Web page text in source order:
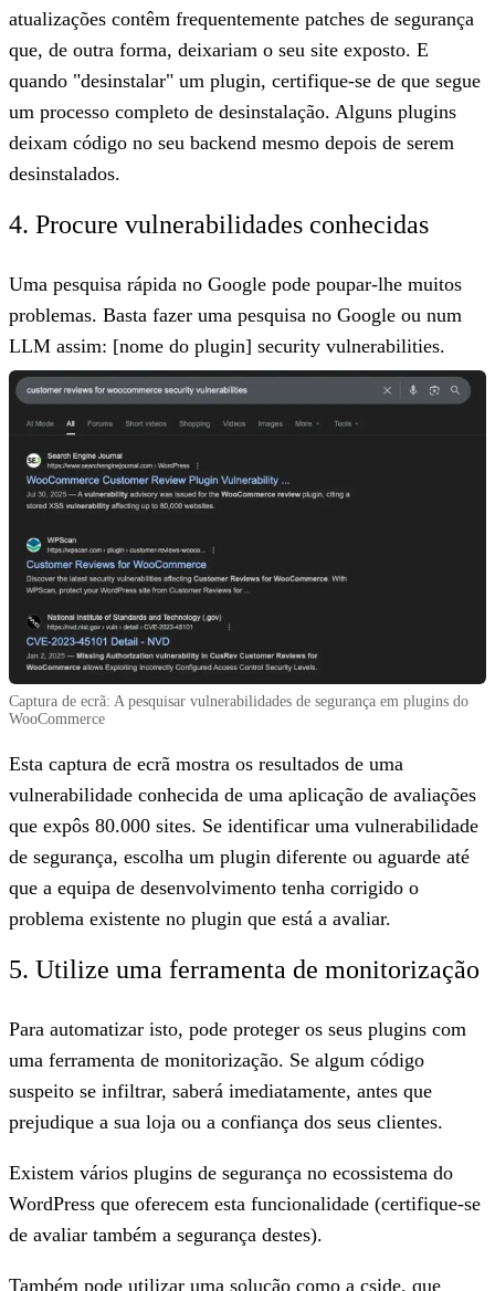
atualizações contêm frequentemente patches de segurança
que, de outra forma, deixariam o seu site exposto. E
quando "desinstalar" um plugin, certifique-se de que segue
um processo completo de desinstalação. Alguns plugins
deixam código no seu backend mesmo depois de serem
desinstalados.
4. Procure vulnerabilidades conhecidas
Uma pesquisa rápida no Google pode poupar-lhe muitos
problemas. Basta fazer uma pesquisa no Google ou num
LLM assim: [nome do plugin] security vulnerabilities.
Captura de ecrã: A pesquisar vulnerabilidades de segurança em plugins do
WooCommerce
Esta captura de ecrã mostra os resultados de uma
vulnerabilidade conhecida de uma aplicação de avaliações
que expôs 80.000 sites. Se identificar uma vulnerabilidade
de segurança, escolha um plugin diferente ou aguarde até
que a equipa de desenvolvimento tenha corrigido o
problema existente no plugin que está a avaliar.
5. Utilize uma ferramenta de monitorização
Para automatizar isto, pode proteger os seus plugins com
uma ferramenta de monitorização. Se algum código
suspeito se infiltrar, saberá imediatamente, antes que
prejudique a sua loja ou a confiança dos seus clientes.
Existem vários plugins de segurança no ecossistema do
WordPress que oferecem esta funcionalidade (certifique-se
de avaliar também a segurança destes).
Também pode utilizar uma solução como a cside, que